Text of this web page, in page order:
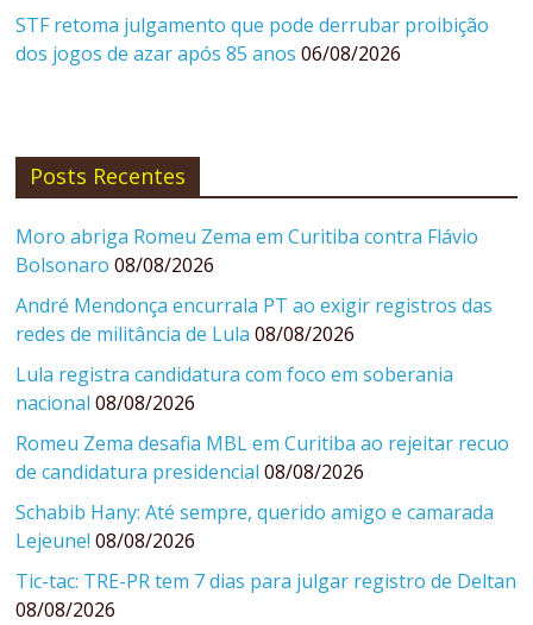
STF retoma julgamento que pode derrubar proibição
dos jogos de azar após 85 anos 06/08/2026
Posts Recentes
Moro abriga Romeu Zema em Curitiba contra Flávio
Bolsonaro 08/08/2026
André Mendonça encurrala PT ao exigir registros das
redes de militância de Lula 08/08/2026
Lula registra candidatura com foco em soberania
nacional 08/08/2026
Romeu Zema desafia MBL em Curitiba ao rejeitar recuo
de candidatura presidencial 08/08/2026
Schabib Hany: Até sempre, querido amigo e camarada
Lejeune! 08/08/2026
Tic-tac: TRE-PR tem 7 dias para julgar registro de Deltan
08/08/2026